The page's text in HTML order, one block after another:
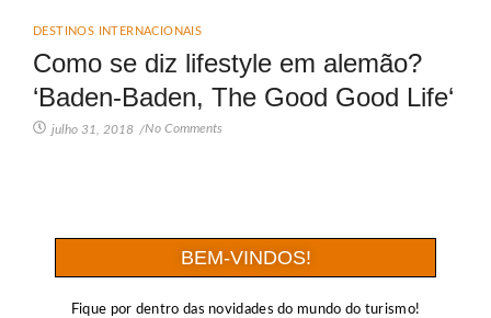
DESTINOS INTERNACIONAIS
Como se diz lifestyle em alemão?
‘Baden-Baden, The Good Good Life‘
julho 31, 2018 /No Comments
BEM-VINDOS!
Fique por dentro das novidades do mundo do turismo!